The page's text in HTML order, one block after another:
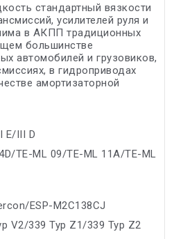
стандартный вязкости
усилителей руля и
в АКПП традиционных
большинстве
автомобилей и грузовиков,
в гидроприводах
амортизаторной
E/III D
TE-ML 09/TE-ML 11A/TE-ML
ESP-M2C138CJ
V2/339 Typ Z1/339 Typ Z2